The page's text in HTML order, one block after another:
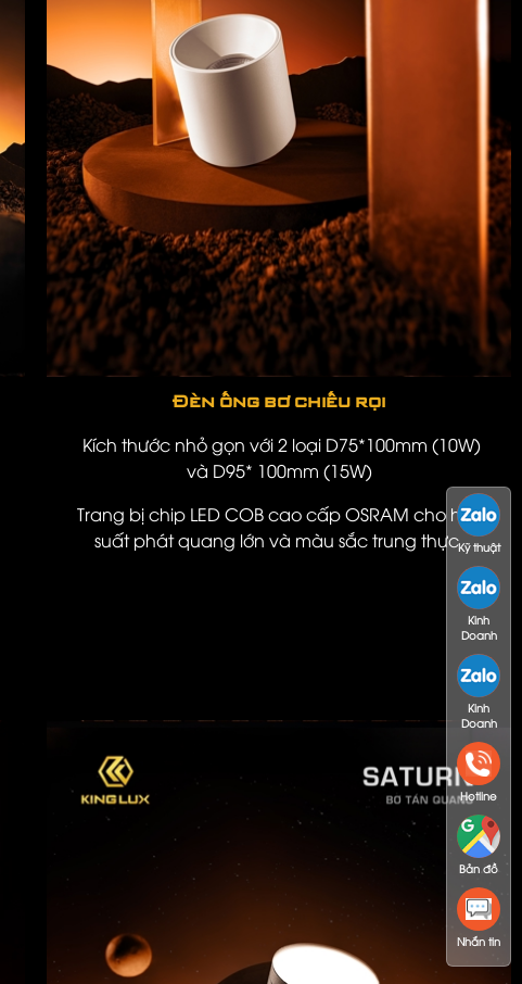
Đèn ống bơ chiếu rọi
Kích thước nhỏ gọn với 2 loại D75*100mm (10W)
và D95* 100mm (15W)
Trang bị chip LED COB cao cấp OSRAM cho hiệu
suất phát quang lớn và màu sắc trung thựcKỹ thuật
Kinh
Doanh
Kinh
Doanh
Hotline
Bản đồ
Nhắn tin